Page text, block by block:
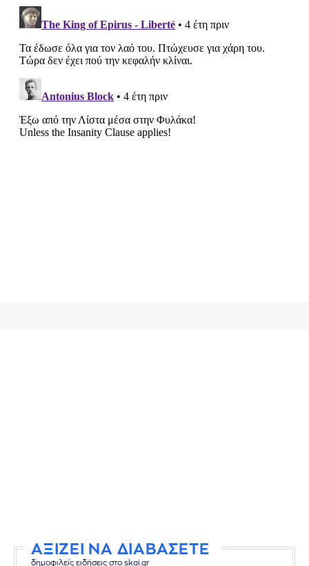
ΑΞΙΖΕΙ ΝΑ ΔΙΑΒΑΣΕΤΕ
δημοφιλείς ειδήσεις στο skai.gr